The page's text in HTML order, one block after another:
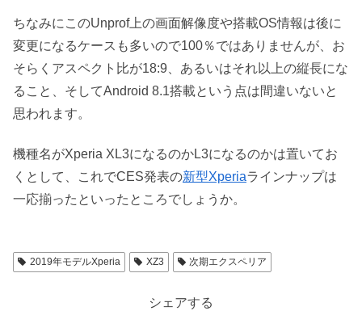
ちなみにこのUnprof上の画面解像度や搭載OS情報は後に
変更になるケースも多いので100％ではありませんが、お
そらくアスペクト比が18:9、あるいはそれ以上の縦長にな
ること、そしてAndroid 8.1搭載という点は間違いないと
思われます。
機種名がXperia XL3になるのかL3になるのかは置いてお
くとして、これでCES発表の新型Xperiaラインナップは
一応揃ったといったところでしょうか。
2019年モデルXperia XZ3 次期エクスペリア
シェアする